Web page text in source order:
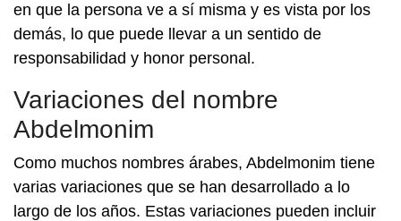
en que la persona ve a sí misma y es vista por los
demás, lo que puede llevar a un sentido de
responsabilidad y honor personal.
Variaciones del nombre
Abdelmonim
Como muchos nombres árabes, Abdelmonim tiene
varias variaciones que se han desarrollado a lo
largo de los años. Estas variaciones pueden incluir